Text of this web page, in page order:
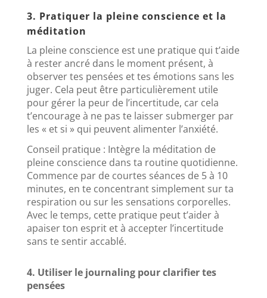
3. Pratiquer la pleine conscience et la
méditation
La pleine conscience est une pratique qui t’aide
à rester ancré dans le moment présent, à
observer tes pensées et tes émotions sans les
juger. Cela peut être particulièrement utile
pour gérer la peur de l’incertitude, car cela
t’encourage à ne pas te laisser submerger par
les « et si » qui peuvent alimenter l’anxiété.
Conseil pratique : Intègre la méditation de
pleine conscience dans ta routine quotidienne.
Commence par de courtes séances de 5 à 10
minutes, en te concentrant simplement sur ta
respiration ou sur les sensations corporelles.
Avec le temps, cette pratique peut t’aider à
apaiser ton esprit et à accepter l’incertitude
sans te sentir accablé.
4. Utiliser le journaling pour clarifier tes
pensées